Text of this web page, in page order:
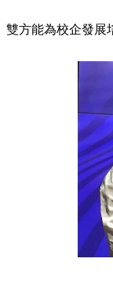
雙方能為校企發展